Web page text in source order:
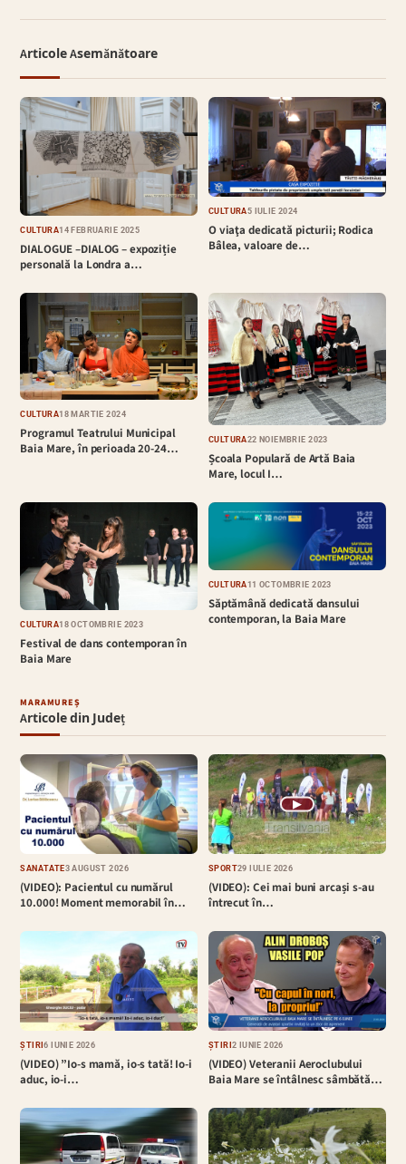
Articole Asemănătoare
CULTURĂ14 FEBRUARIE 2025
DIALOGUE –DIALOG – expoziție
personală la Londra a…
CULTURĂ5 IULIE 2024
O viaţa dedicată picturii; Rodica
Bâlea, valoare de…
CULTURĂ18 MARTIE 2024
Programul Teatrului Municipal
Baia Mare, în perioada 20-24…
CULTURĂ22 NOIEMBRIE 2023
Școala Populară de Artă Baia
Mare, locul I…
CULTURĂ18 OCTOMBRIE 2023
Festival de dans contemporan în
Baia Mare
CULTURĂ11 OCTOMBRIE 2023
Săptămână dedicată dansului
contemporan, la Baia Mare
MARAMUREȘ
Articole din Județ
SĂNĂTATE3 AUGUST 2026
(VIDEO): Pacientul cu numărul
10.000! Moment memorabil în…
▶
SPORT29 IULIE 2026
(VIDEO): Cei mai buni arcași s-au
întrecut în…
ȘTIRI6 IUNIE 2026
(VIDEO) ”Io-s mamă, io-s tată! Io-i
aduc, io-i…
ȘTIRI2 IUNIE 2026
(VIDEO) Veteranii Aeroclubului
Baia Mare se întâlnesc sâmbătă…